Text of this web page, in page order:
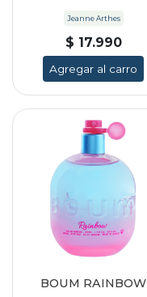
Jeanne Arthes
$ 17.990
Agregar al carro
BOUM RAINBOW